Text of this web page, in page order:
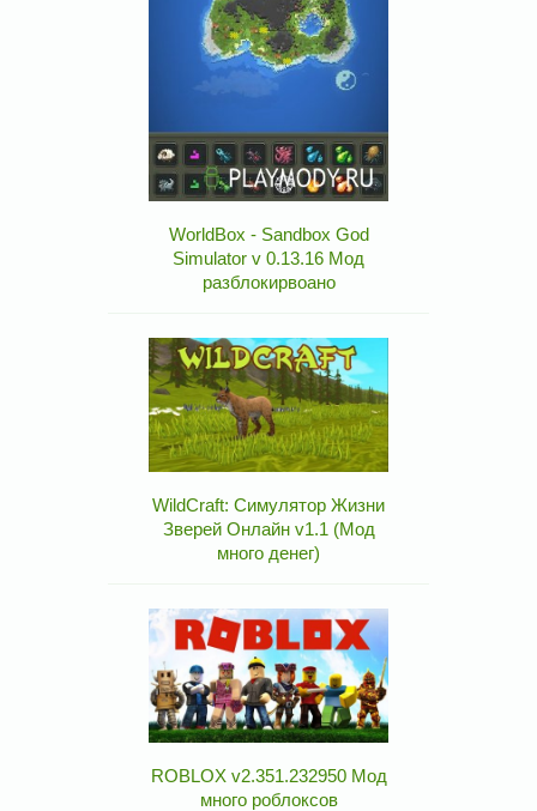
WorldBox - Sandbox God
Simulator v 0.13.16 Мод
разблокирвоано
WildCraft: Симулятор Жизни
Зверей Онлайн v1.1 (Мод
много денег)
ROBLOX v2.351.232950 Мод
много роблоксов